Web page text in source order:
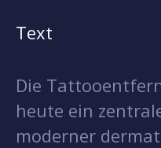
Text
Die
heute ein
moderner